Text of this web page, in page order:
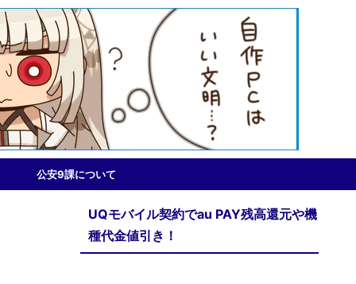
公安9課について
UQモバイル契約でau PAY残高還元や機
種代金値引き！